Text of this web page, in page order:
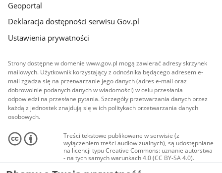
Geoportal
Deklaracja dostępności serwisu Gov.pl
Ustawienia prywatności
Strony dostępne w domenie www.gov.pl mogą zawierać adresy skrzynek
mailowych. Użytkownik korzystający z odnośnika będącego adresem e-
mail zgadza się na przetwarzanie jego danych (adres e-mail oraz
dobrowolnie podanych danych w wiadomości) w celu przesłania
odpowiedzi na przesłane pytania. Szczegóły przetwarzania danych przez
każdą z jednostek znajdują się w ich politykach przetwarzania danych
osobowych.
Treści tekstowe publikowane w serwisie (z
wyłączeniem treści audiowizualnych), są udostępniane
na licencji typu Creative Commons: uznanie autorstwa
- na tych samych warunkach 4.0 (CC BY-SA 4.0).
Materiały audiowizualne, w tym zdjęcia, materiały